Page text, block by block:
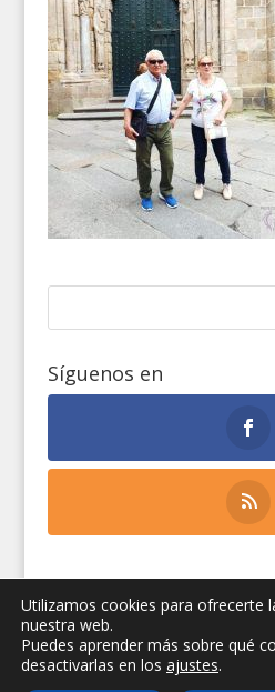
Síguenos en
Secretariado E. de
Diócesis de Jaén|
legal|Privacidad|
Utilizamos cookies para ofrecerte
nuestra web.
Puedes aprender más sobre qué
desactivarlas en los ajustes.